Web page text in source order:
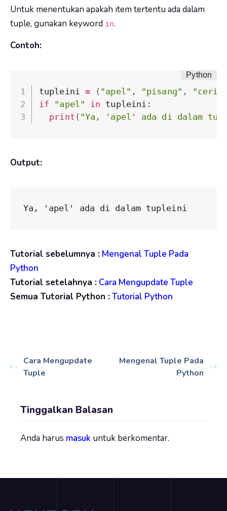
Untuk menentukan apakah item tertentu ada dalam
tuple, gunakan keyword in.
Contoh:
tupleini = ( "apel" , "pisang" , "ceri"
if
"apel" in tupleini :
print ( "Ya, 'apel' ada di dalam
Output:
Ya, 'apel' ada di dalam tupleini
Tutorial sebelumnya : Mengenal Tuple Pada
Python
Tutorial setelahnya : Cara Mengupdate Tuple
Semua Tutorial Python :Tutorial Python
Cara Mengupdate
Tuple
Mengenal Tuple Pada
Python
Tinggalkan Balasan
Anda harus masuk untuk berkomentar.